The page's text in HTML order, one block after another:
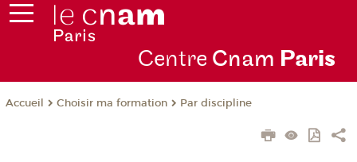
Centre Cnam Paris
Accueil Choisir ma formation Par discipline